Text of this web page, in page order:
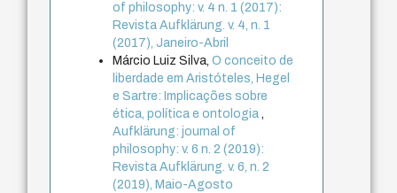
of philosophy: v. 4 n. 1 (2017):
Revista Aufklärung. v. 4, n. 1
(2017), Janeiro-Abril
Márcio Luiz Silva,O conceito de
liberdade em Aristóteles, Hegel
e Sartre: Implicações sobre
ética, política e ontologia,
Aufklärung: journal of
philosophy: v. 6 n. 2 (2019):
Revista Aufklärung. v. 6, n. 2
(2019), Maio-Agosto